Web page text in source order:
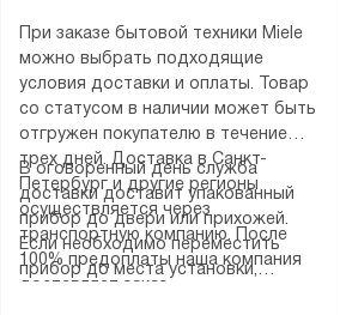
При заказе бытовой техники Miele
можно выбрать подходящие
условия доставки и оплаты. Товар
со статусом в наличии может быть
отгружен покупателю в течение
трех дней. Доставка в Санкт-
Петербург и другие регионы
осуществляется через
транспортную компанию. После
100% предоплаты наша компания
доставляет заказ
В оговоренный день служба
доставки доставит упакованный
прибор до двери или прихожей.
Если необходимо переместить
прибор до места установки,